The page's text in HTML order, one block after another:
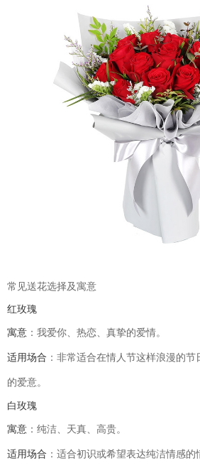
常见送花选择及寓意
红玫瑰
寓意 ：我爱你、热恋、真挚的爱情。
适用场合 ：非常适合在情人节这样浪漫的
的爱意。
白玫瑰
寓意 ：纯洁、天真、高贵。
适用场合 ：适合初识或希望表达纯洁情感的